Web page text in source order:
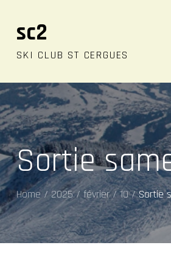
sc2
SKI CLUB ST CERGUES
Sortie
Home 2025 février 10 Sortie